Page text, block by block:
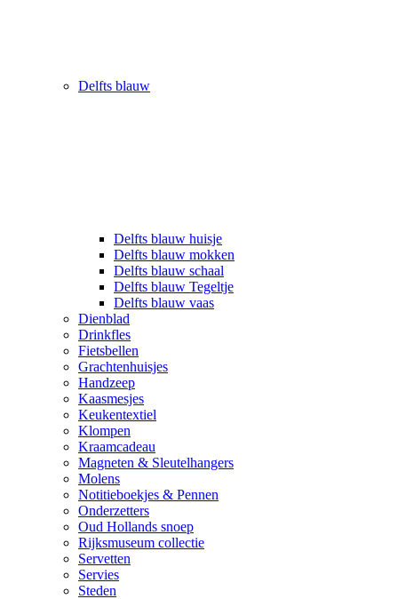
Delfts blauw
Delfts blauw huisje
Delfts blauw mokken
Delfts blauw schaal
Delfts blauw Tegeltje
Delfts blauw vaas
Dienblad
Drinkfles
Fietsbellen
Grachtenhuisjes
Handzeep
Kaasmesjes
Keukentextiel
Klompen
Kraamcadeau
Magneten & Sleutelhangers
Molens
Notitieboekjes & Pennen
Onderzetters
Oud Hollands snoep
Rijksmuseum collectie
Servetten
Servies
Steden